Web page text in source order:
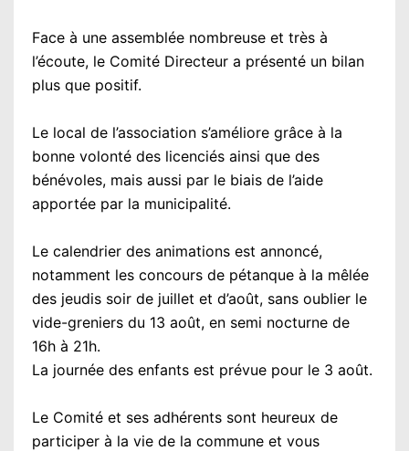
Face à une assemblée nombreuse et très à
l’écoute, le Comité Directeur a présenté un bilan
plus que positif.
Le local de l’association s’améliore grâce à la
bonne volonté des licenciés ainsi que des
bénévoles, mais aussi par le biais de l’aide
apportée par la municipalité.
Le calendrier des animations est annoncé,
notamment les concours de pétanque à la mêlée
des jeudis soir de juillet et d’août, sans oublier le
vide-greniers du 13 août, en semi nocturne de
16h à 21h.
La journée des enfants est prévue pour le 3 août.
Le Comité et ses adhérents sont heureux de
participer à la vie de la commune et vous